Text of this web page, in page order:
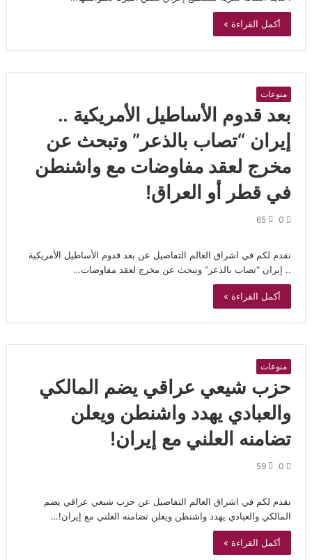
أكمل القراءة »
منوعات
بعد قدوم الأساطيل الأمريكية ..
إيران “تصاب بالذعر” وتبحث عن
مخرج لعقد مفاوضات مع واشنطن
في قطر أو العراق!
0
65
نقدم لكم في اشراق العالم التفاصيل عن بعد قدوم الأساطيل الأمريكية
.. إيران “تصاب بالذعر” وتبحث عن مخرج لعقد مفاوضات…
أكمل القراءة »
منوعات
حزب شيعي عراقي يضم المالكي
والعبادي يهدد واشنطن ويعلن
تضامنه العلني مع إيران!
0
59
نقدم لكم في اشراق العالم التفاصيل عن حزب شيعي عراقي يضم
المالكي والعبادي يهدد واشنطن ويعلن تضامنه العلني مع إيران!…
أكمل القراءة »